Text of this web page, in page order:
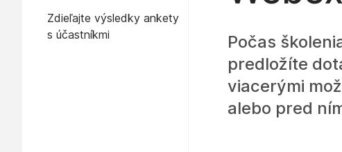
Zdieľajte výsledky ankety
s účastníkmi
Počas
predložíte
viacerými
alebo pred